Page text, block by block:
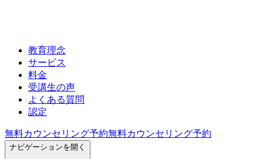
教育理念
サービス
料金
受講生の声
よくある質問
認定
無料カウンセリング予約無料カウンセリング予約
ナビゲーションを開く